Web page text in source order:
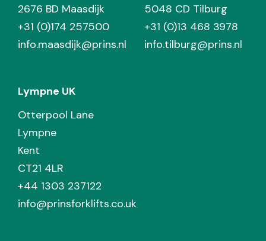
2676 BD Maasdijk
+31 (0)174 257500
info.maasdijk@prins.nl
5048 CD Tilburg
+31 (0)13 468 3978
info.tilburg@prins.nl
Lympne UK
Otterpool Lane
Lympne
Kent
CT21 4LR
+44 1303 237122
info@prinsforklifts.co.uk